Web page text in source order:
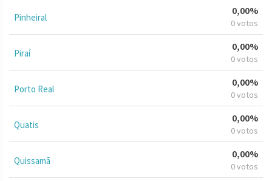
Pinheiral
0,00%
0 votos
Piraí
0,00%
0 votos
Porto Real
0,00%
0 votos
Quatis
0,00%
0 votos
Quissamã
0,00%
0 votos